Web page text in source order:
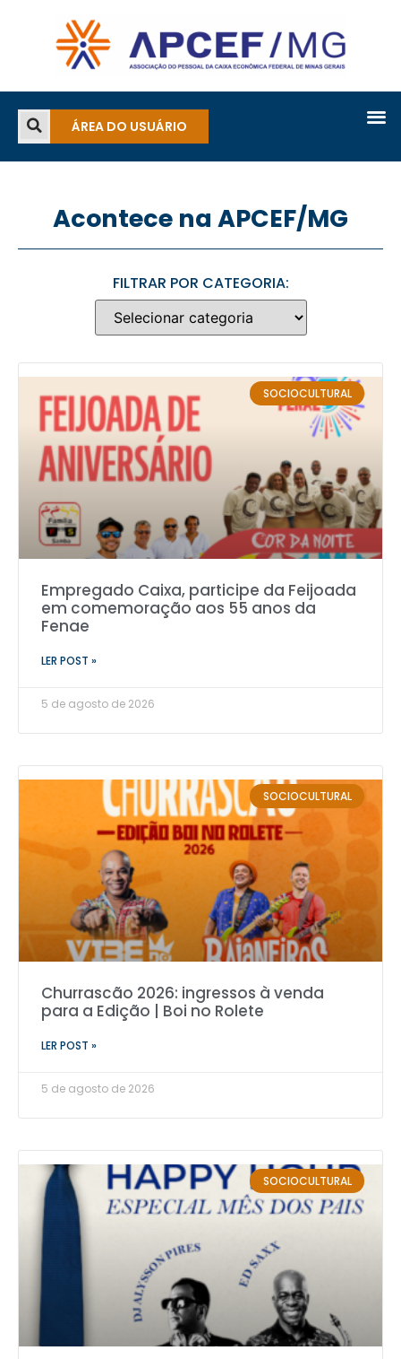
ÁREA DO USUÁRIO
Acontece na APCEF/MG
FILTRAR POR CATEGORIA:
SOCIOCULTURAL
Empregado Caixa, participe da Feijoada
em comemoração aos 55 anos da
Fenae
LER POST »
5 de agosto de 2026
SOCIOCULTURAL
Churrascão 2026: ingressos à venda
para a Edição | Boi no Rolete
LER POST »
5 de agosto de 2026
SOCIOCULTURAL